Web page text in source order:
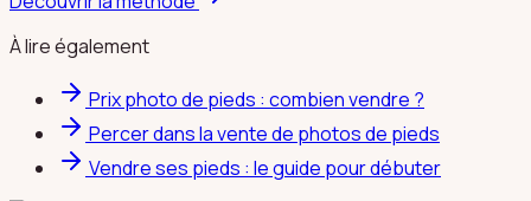
À lire également
Prix photo de pieds : combien vendre ?
Percer dans la vente de photos de pieds
Vendre ses pieds : le guide pour débuter